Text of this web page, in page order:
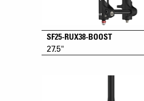
SF25-RUX38-BOOST
27.5"